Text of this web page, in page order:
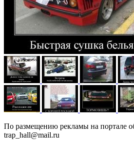
По размещению рекламы на портале
trap_hall@mail.ru